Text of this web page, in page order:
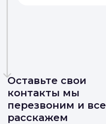
Оставьте свои
контакты мы
перезвоним и все
расскажем